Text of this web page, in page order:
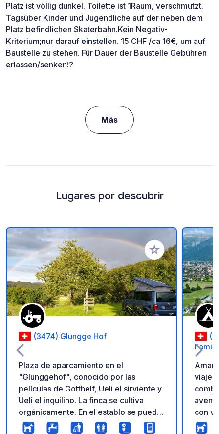
Platz ist völlig dunkel. Toilette ist 1Raum, verschmutzt.
Tagsüber Kinder und Jugendliche auf der neben dem
Platz befindlichen Skaterbahn.Kein Negativ-
Kriterium;nur darauf einstellen. 15 CHF /ca 16€, um auf
Baustelle zu stehen. Für Dauer der Baustelle Gebühren
erlassen/senken!?
Más
Lugares por descubrir
Añadir a tus
(3474) Glungge Hof
Plaza de aparcamiento en el
"Glunggehof", conocido por las
películas de Gotthelf, Ueli el sirviente y
Ueli el inquilino. La finca se cultiva
orgánicamente. En el establo se puede
acariciar a los terneros y ver cómo los
con